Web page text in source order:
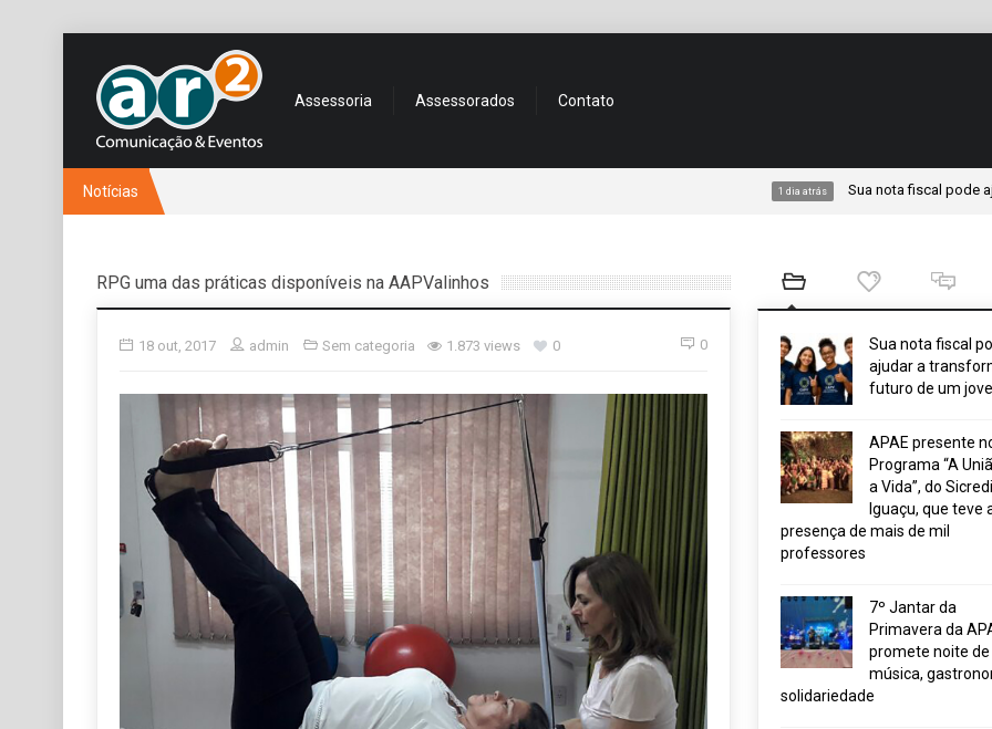
Assessoria Assessorados Contato
Notícias Sua nota fiscal pode ajudar a
RPG uma das práticas disponíveis na AAPValinhos
18 out, 2017 admin Sem categoria 1.873 views 0 0
Sua nota fiscal
ajudar a
futuro de um
APAE presente
Programa “A
a Vida”, do Sicredi
Iguaçu, que teve
presença de mais de mil
professores
7º Jantar da
Primavera da
promete noite de
música,
solidariedade